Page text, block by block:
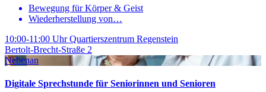
Bewegung für Körper & Geist
Wiederherstellung von…
10:00-11:00 UhrQuartierszentrum Regenstein
Bertolt-Brecht-Straße 2
Nebenan
Digitale Sprechstunde für Seniorinnen und Senioren